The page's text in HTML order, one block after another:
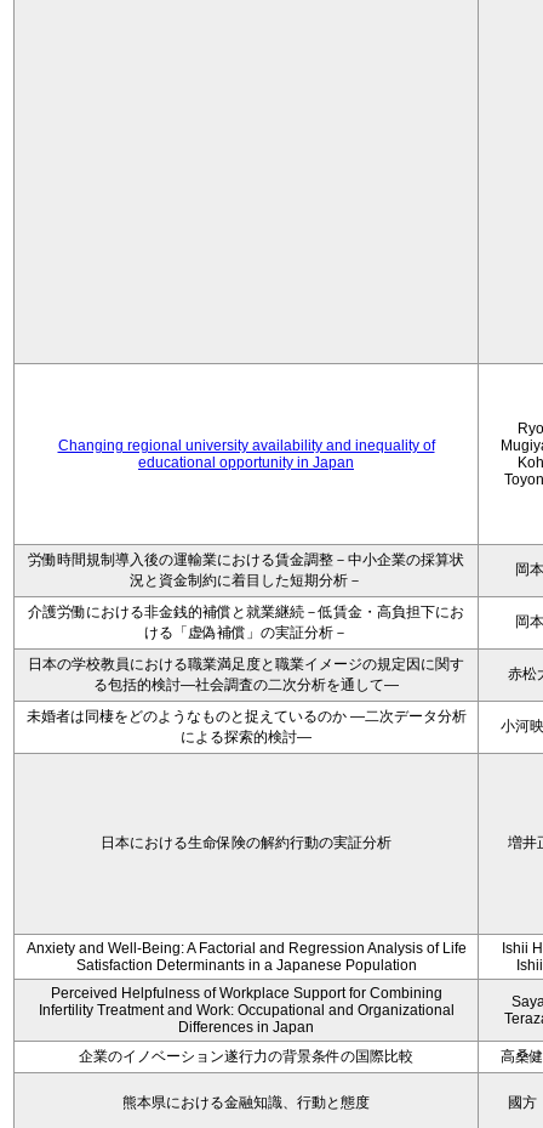
Changing regional university availability and inequality of
educational opportunity in Japan
労働時間規制導入後の運輸業における賃金調整－中小企業の採算状
況と資金制約に着目した短期分析－
岡
介護労働における非金銭的補償と就業継続－低賃金・高負担下にお
ける「虚偽補償」の実証分析－
岡
日本の学校教員における職業満足度と職業イメージの規定因に関す
る包括的検討―社会調査の二次分析を通して―
赤松
未婚者は同棲をどのようなものと捉えているのか —二次データ分析
による探索的検討—
小河
日本における生命保険の解約行動の実証分析 増井
Anxiety and Well-Being: A Factorial and Regression Analysis of Life
Satisfaction Determinants in a Japanese Population
Ishii
Perceived Helpfulness of Workplace Support for Combining
Infertility Treatment and Work: Occupational and Organizational
Differences in Japan
企業のイノベーション遂行力の背景条件の国際比較 高桑
熊本県における金融知識、行動と態度 國